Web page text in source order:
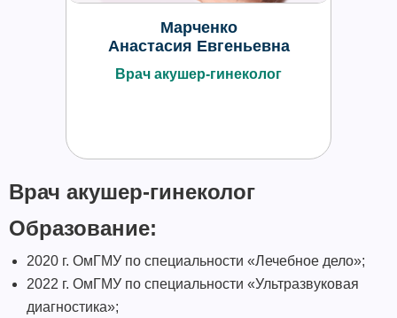
Марченко
Анастасия Евгеньевна
Врач акушер-гинеколог
Врач акушер-гинеколог
Образование:
2020 г. ОмГМУ по специальности «Лечебное дело»;
2022 г. ОмГМУ по специальности «Ультразвуковая
диагностика»;